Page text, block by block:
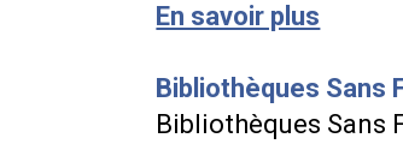
En savoir plus
Bibliothèques Sans
Bibliothèques Sans